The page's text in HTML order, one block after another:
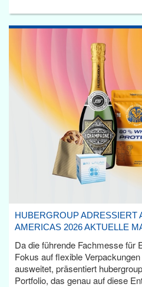
HUBERGROUP ADRESSIERT
AMERICAS 2026 AKTUELLE
Da die führende Fachmesse für
Fokus auf flexible
ausweitet, präsentiert
Portfolio, das genau auf diese